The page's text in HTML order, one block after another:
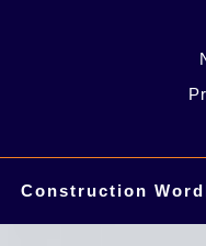
Construction